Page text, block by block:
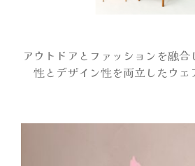
オフィシャルグッ
アウトドアとファッションを融
性とデザイン性を両立したウェ